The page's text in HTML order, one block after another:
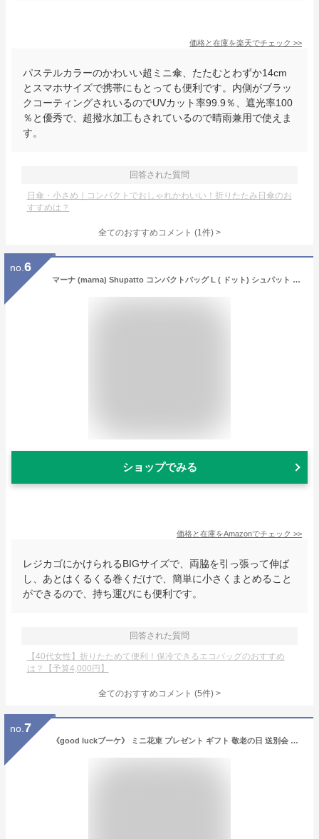
価格と在庫を楽天でチェック >>
パステルカラーのかわいい超ミニ傘、たたむとわずか14cm
とスマホサイズで携帯にもとっても便利です。内側がブラッ
クコーティングされいるのでUVカット率99.9％、遮光率100
％と優秀で、超撥水加工もされているので晴雨兼用で使えま
す。
回答された質問
日傘・小さめ｜コンパクトでおしゃれかわいい！折りたたみ日傘のお
すすめは？
全てのおすすめコメント (1件) >
no. 6
マーナ (marna) Shupatto コンパクトバッグ L ( ドット) シュパット 一気にたためる エコバッグ 折りたたみ ( 大容量 / 丈夫 ) S419C
ショップでみる
価格と在庫をAmazonでチェック >>
レジカゴにかけられるBIGサイズで、両脇を引っ張って伸ば
し、あとはくるくる巻くだけで、簡単に小さくまとめること
ができるので、持ち運びにも便利です。
回答された質問
【40代女性】折りたためて便利！保冷できるエコバッグのおすすめ
は？【予算4,000円】
全てのおすすめコメント (5件) >
no. 7
《good luckブーケ》 ミニ花束 プレゼント ギフト 敬老の日 送別会 誕生日 公演 出演 バラ 長寿のお祝い お祝い 結婚祝い 結婚記念日 退職祝い 新築祝い 出産祝い プロポーズ 枯れない花 プリザーブドフラワー ブリザードフラワー ブリザーブドフラワー